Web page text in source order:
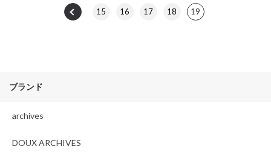
15 16 17 18 19
ブランド
archives
DOUX ARCHIVES